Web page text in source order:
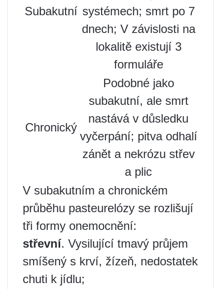
Subakutní systémech; smrt po 7
dnech; V závislosti na
lokalitě existují 3
formuláře
Chronický
Podobné jako
subakutní, ale smrt
nastává v důsledku
vyčerpání; pitva odhalí
zánět a nekrózu střev
a plic
V subakutním a chronickém
průběhu pasteurelózy se rozlišují
tři formy onemocnění:
střevní. Vysilující tmavý průjem
smíšený s krví, žízeň, nedostatek
chuti k jídlu;